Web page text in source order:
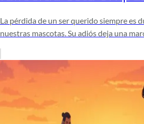
La pérdida de un ser querido siempre es
nuestras mascotas. Su adiós deja una